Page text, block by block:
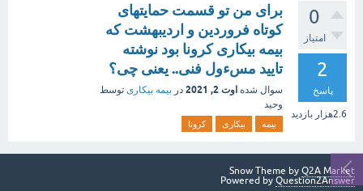
0
امتیاز
2
پاسخ
2.6هزار بازدید
برای من تو قسمت حمایتهای
کوتاه فروردین و اردیبهشت که
بیمه بیکاری کرونا بود نوشته
تایید مسءول فنی.. یعنی چی؟
سوال شده اوت 2, 2021 در بیمه بیکاری توسط
وحید
بیمه بیکاری کرونا
Snow Theme by Q2A Market
Powered by Question2Answer